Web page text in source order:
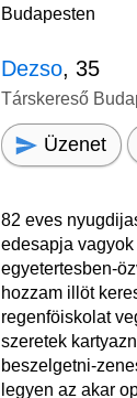
Budapesten
Dezso, 35
Társkereső
Üzenet
82 eves
edesapja
egyetertesben-
hozzam illöt
regenföiskolat
szeretek
beszelgetni-
legyen az akar